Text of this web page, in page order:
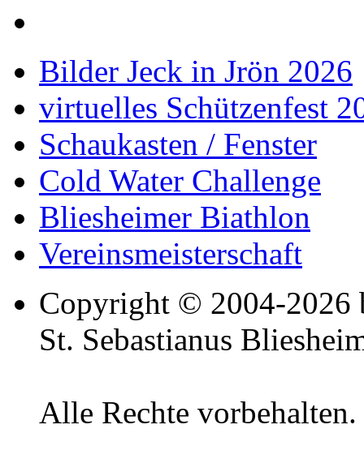
Bilder Jeck in Jrön 2026
virtuelles Schützenfest
Schaukasten / Fenster
Cold Water Challenge
Bliesheimer Biathlon
Vereinsmeisterschaft
Copyright © 2004-2026
St. Sebastianus
Alle Rechte vorbehalten.